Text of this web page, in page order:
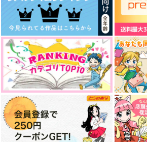
作品詳細 作品詳細
神使の子猫は夜明けに
鳴く
Chocolat3°
専売 787円
ブルーロック
カイザー×潔世一
サンプル
世一のことが大大大大
大好きな二人のカイザ
ーPART2
飴と蹴り
787円（税込）
ブルーロック
カイザー×潔世一
サンプル